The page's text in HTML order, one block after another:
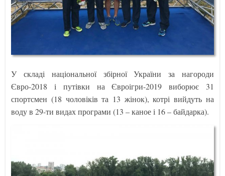
У складі національної збірної України за нагороди
Євро-2018 і путівки на Євроігри-2019 виборює 31
спортсмен (18 чоловіків та 13 жінок), котрі вийдуть на
воду в 29-ти видах програми (13 – каное і 16 – байдарка).